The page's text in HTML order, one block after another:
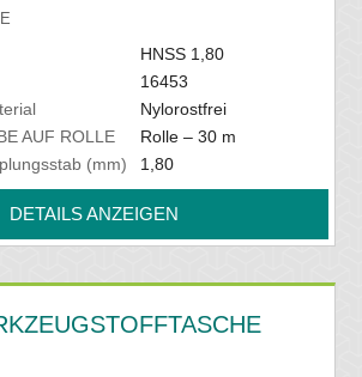
HNSS 1,80
16453
Nylorostfrei
AUF ROLLE
Rolle – 30 m
(mm)
1,80
DETAILS ANZEIGEN